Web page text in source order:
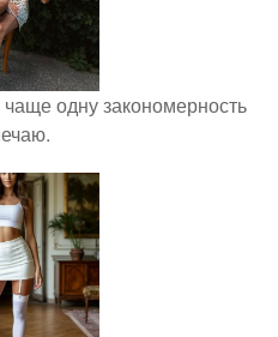
одну закономерность